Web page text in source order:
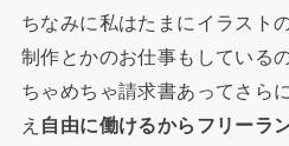
ちなみに私はたまにイラスト
制作とかのお仕事もしている
ちゃめちゃ請求書あってさら
え 自由に働けるからフリーラ